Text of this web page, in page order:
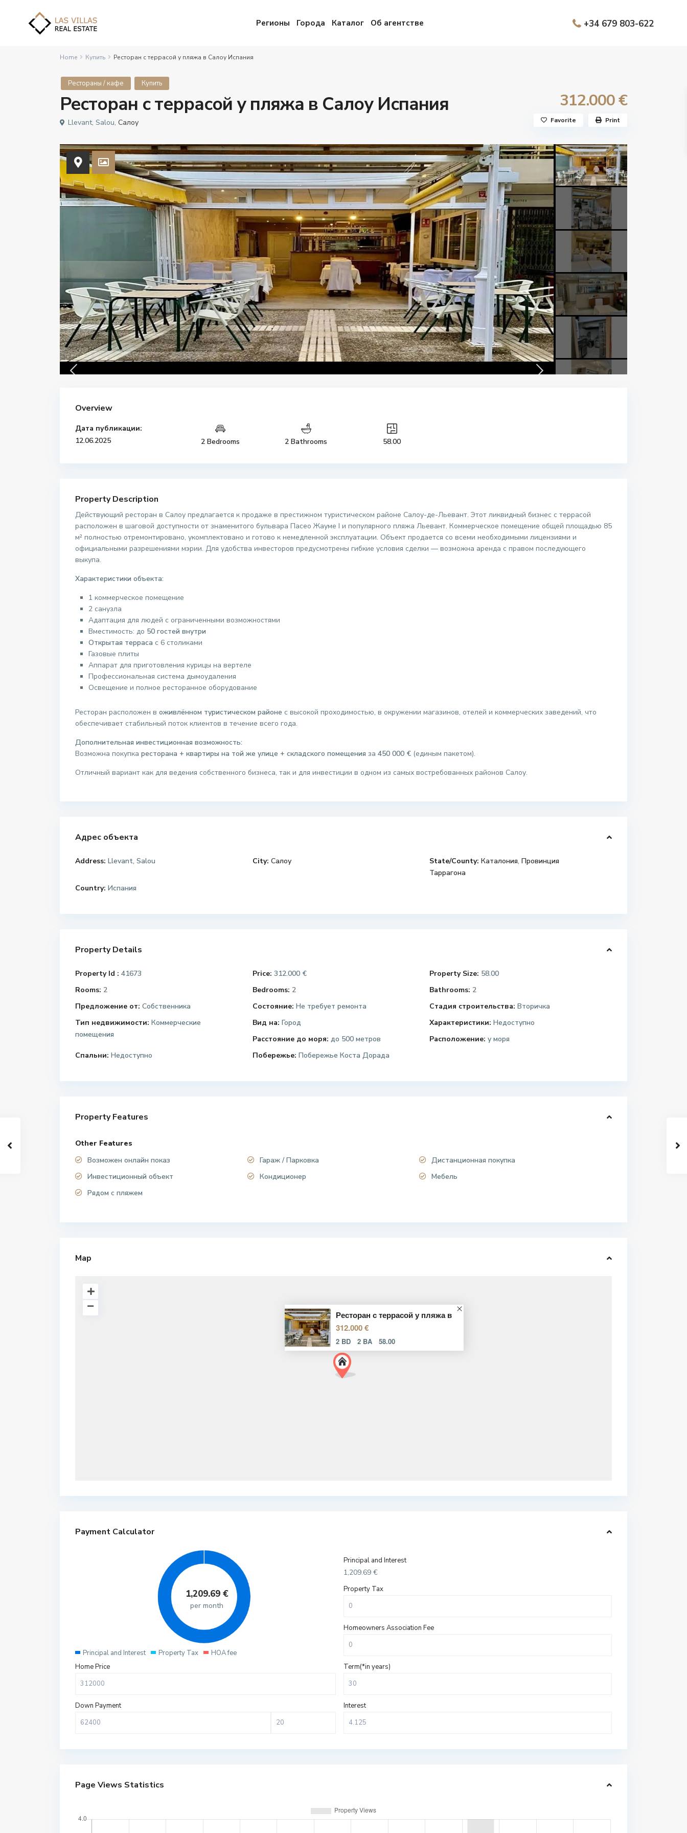
Регионы Города Каталог Об агентстве +34 679 803-622
Home Купить Ресторан с террасой у пляжа в Салоу Испания
Рестораны / кафе Купить
Ресторан с террасой у пляжа в Салоу Испания 312.000 €
Llevant, Salou, Салоу Favorite Print
Overview
Дата публикации:
12.06.2025
2 Bedrooms 2 Bathrooms 58.00
Property Description
Действующий ресторан в Салоу предлагается к продаже в престижном туристическом районе Салоу-де-Льевант. Этот ликвидный бизнес с террасой
расположен в шаговой доступности от знаменитого бульвара Пасео Жауме I и популярного пляжа Льевант. Коммерческое помещение общей площадью 85
м² полностью отремонтировано, укомплектовано и готово к немедленной эксплуатации. Объект продается со всеми необходимыми лицензиями и
официальными разрешениями мэрии. Для удобства инвесторов предусмотрены гибкие условия сделки — возможна аренда с правом последующего
выкупа.
Характеристики объекта:
1 коммерческое помещение
2 санузла
Адаптация для людей с ограниченными возможностями
Вместимость: до 50 гостей внутри
Открытая терраса с 6 столиками
Газовые плиты
Аппарат для приготовления курицы на вертеле
Профессиональная система дымоудаления
Освещение и полное ресторанное оборудование
Ресторан расположен в оживлённом туристическом районе с высокой проходимостью, в окружении магазинов, отелей и коммерческих заведений, что
обеспечивает стабильный поток клиентов в течение всего года.
Дополнительная инвестиционная возможность:
Возможна покупка ресторана + квартиры на той же улице + складского помещения за 450 000 € (единым пакетом).
Отличный вариант как для ведения собственного бизнеса, так и для инвестиции в одном из самых востребованных районов Салоу.
Адрес объекта
Address: Llevant, Salou City: Салоу State/County: Каталония, Провинция
Таррагона
Country: Испания
Property Details
Property Id : 41673 Price: 312.000 € Property Size: 58.00
Rooms: 2 Bedrooms: 2 Bathrooms: 2
Предложение от: Собственника Состояние: Не требует ремонта Стадия строительства: Вторичка
Тип недвижимости: Коммерческие
помещения
Вид на: Город Характеристики: Недоступно
Расстояние до моря: до 500 метров Расположение: у моря
Спальни: Недоступно Побережье: Побережье Коста Дорада
Property Features
Other Features
Возможен онлайн показ
Гараж / Парковка
Дистанционная покупка
Инвестиционный объект
Кондиционер
Мебель
Рядом с пляжем
Map
Ресторан с террасой у пляжа в
312.000 €
2 BD 2 BA 58.00
Payment Calculator
1,209.69€
per month
Principal and Interest Property Tax HOA fee
Principal and Interest
1,209.69 €
Property Tax
Homeowners Association Fee
Home Price
Down Payment
Term(*in years)
Interest
Page Views Statistics